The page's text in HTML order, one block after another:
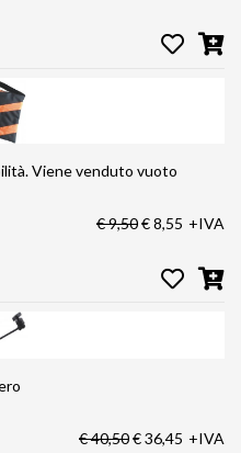
Viene venduto vuoto
€ 9,50€ 8,55 +IVA
€ 40,50€ 36,45 +IVA